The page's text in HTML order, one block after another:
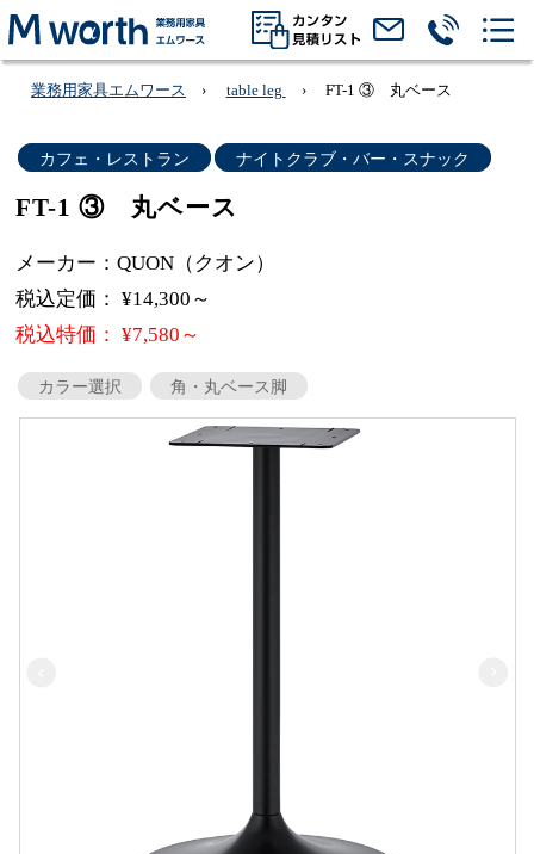
業務用家具エムワース table leg FT-1 ③ 丸ベース
カフェ・レストラン ナイトクラブ・バー・スナック
FT-1 ③ 丸ベース
メーカー：QUON（クオン）
税込定価： ¥14,300～
税込特価： ¥7,580～
カラー選択 角・丸ベース脚